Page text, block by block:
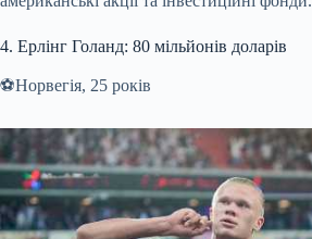
4. Ерлінг Голанд: 80 мільйонів доларів
⚽️Норвегія, 25 років